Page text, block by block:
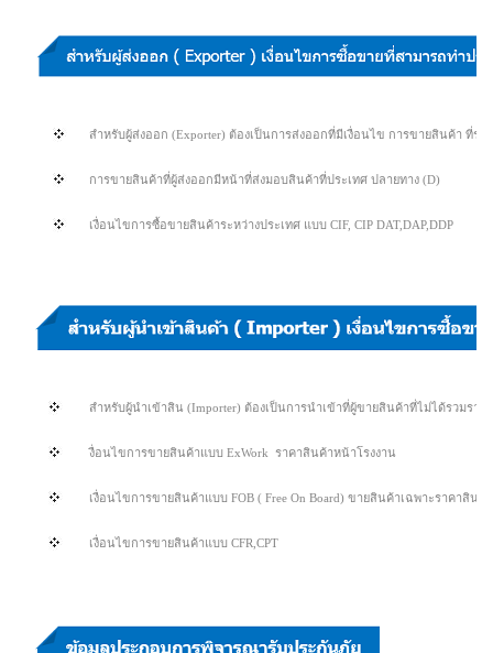
สำหรับผู้ส่งออก (Exporter) ต้องเป็นการส่งออกที่มีเงื่อนไข การขายสินค้า ที่รว
การขายสินค้าที่ผู้ส่งออกมีหน้าที่ส่งมอบสินค้าที่ประเทศ ปลายทาง (D)
เงื่อนไขการซื้อขายสินค้าระหว่างประเทศ แบบ CIF, CIP DAT,DAP,DDP
สำหรับผู้นำเข้าสิน (Importer) ต้องเป็นการนำเข้าที่ผู้ขายสินค้าที่ไม่ได้รวมราค
งื่อนไขการขายสินค้าแบบ ExWork ราคาสินค้าหน้าโรงงาน
เงื่อนไขการขายสินค้าแบบ FOB ( Free On Board) ขายสินค้าเฉพาะราคาสิน
เงื่อนไขการขายสินค้าแบบ CFR,CPT